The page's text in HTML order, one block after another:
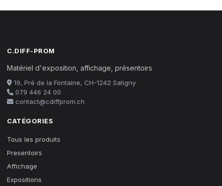
C.DIFF-PROM
Matériel d'exposition, affichage, présentoirs
19, Pré de la Fontaine, CH-1242 Satigny
079 446 24 00
contact@cdiffprom.ch
CATÉGORIES
Tous les produits
Presentoirs
Affichage
Expositions